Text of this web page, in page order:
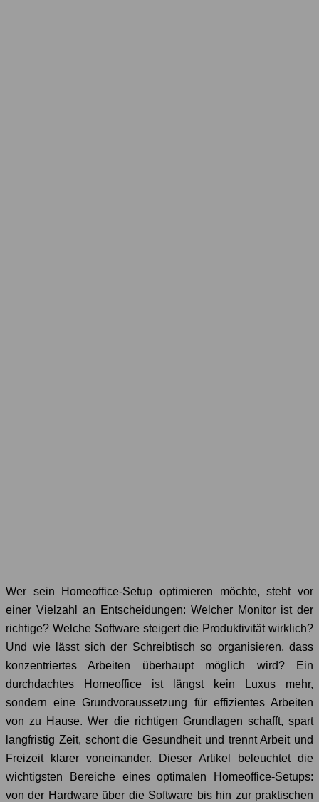
Wer sein Homeoffice-Setup optimieren möchte, steht vor
einer Vielzahl an Entscheidungen: Welcher Monitor ist der
richtige? Welche Software steigert die Produktivität wirklich?
Und wie lässt sich der Schreibtisch so organisieren, dass
konzentriertes Arbeiten überhaupt möglich wird? Ein
durchdachtes Homeoffice ist längst kein Luxus mehr,
sondern eine Grundvoraussetzung für effizientes Arbeiten
von zu Hause. Wer die richtigen Grundlagen schafft, spart
langfristig Zeit, schont die Gesundheit und trennt Arbeit und
Freizeit klarer voneinander. Dieser Artikel beleuchtet die
wichtigsten Bereiche eines optimalen Homeoffice-Setups:
von der Hardware über die Software bis hin zur praktischen